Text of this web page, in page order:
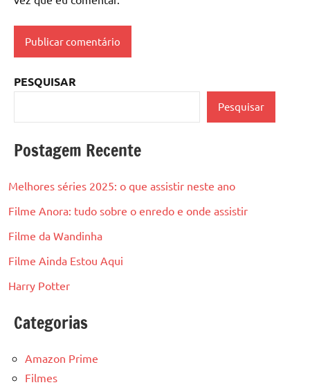
PESQUISAR
Pesquisar
Postagem Recente
Melhores séries 2025: o que assistir neste ano
Filme Anora: tudo sobre o enredo e onde assistir
Filme da Wandinha
Filme Ainda Estou Aqui
Harry Potter
Categorias
Amazon Prime
Filmes